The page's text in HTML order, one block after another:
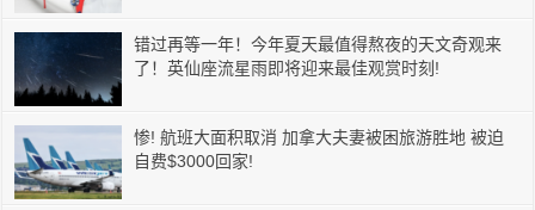
错过再等一年！今年夏天最值得熬夜的天文奇观来
了！英仙座流星雨即将迎来最佳观赏时刻!
惨! 航班大面积取消 加拿大夫妻被困旅游胜地 被迫
自费$3000回家!